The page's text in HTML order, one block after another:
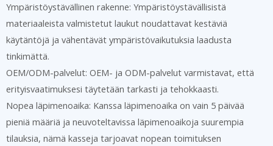
Ympäristöystävällinen rakenne: Ympäristöystävällisistä
materiaaleista valmistetut laukut noudattavat kestäviä
käytäntöjä ja vähentävät ympäristövaikutuksia laadusta
tinkimättä.
OEM/ODM-palvelut: OEM- ja ODM-palvelut varmistavat, että
erityisvaatimuksesi täytetään tarkasti ja tehokkaasti.
Nopea läpimenoaika: Kanssa läpimenoaika on vain 5 päivää
pieniä määriä ja neuvoteltavissa läpimenoaikoja suurempia
tilauksia, nämä kasseja tarjoavat nopean toimituksen